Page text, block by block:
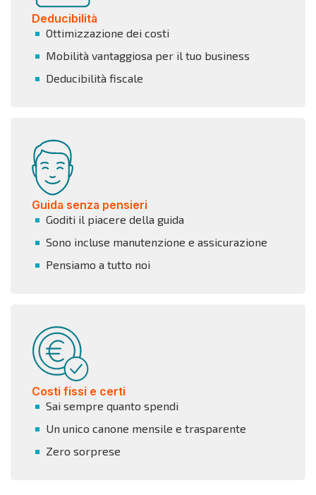
Deducibilità
Ottimizzazione dei costi
Mobilità vantaggiosa per il tuo business
Deducibilità fiscale
Guida senza pensieri
Goditi il piacere della guida
Sono incluse manutenzione e assicurazione
Pensiamo a tutto noi
Costi fissi e certi
Sai sempre quanto spendi
Un unico canone mensile e trasparente
Zero sorprese